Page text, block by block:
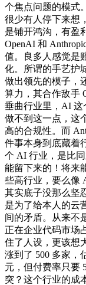
个焦点问题的模式
很少有人停下来想
是铺开鸿沟，有盈
OpenAI 和
值。良多人感觉是
化。所谓的手艺护
做出领先的模子，
算力，其合作敌手
垂曲行业里，AI 这
做不到这一点，这
高的合规性。而
件事本身到底藏着
个 AI 行业，是比
能留下来的！将来
些高行业，要么像
其实底子没那么坚
是为了给本人的云
间的矛盾。从来不
正在企业代码市场
住了人设，更该想
涨到了 500 多家，
元，但付费率只要
突？这个行业的成